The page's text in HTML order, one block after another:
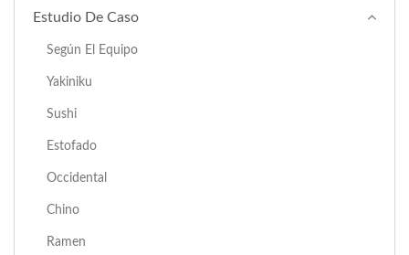
Estudio De Caso
Según El Equipo
Yakiniku
Sushi
Estofado
Occidental
Chino
Ramen